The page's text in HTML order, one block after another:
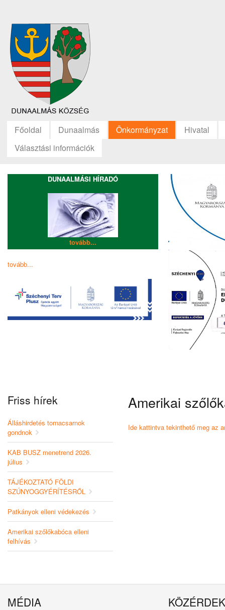
Főoldal Dunaalmás Önkormányzat
Hivatal
Választási információk
DUNAALMÁSI HÍRADÓ
tovább...
tovább...
Friss hírek
Álláshirdetés tornacsarnok
gondnok
KAB BUSZ menetrend 2026.
július
TÁJÉKOZTATÓ FÖLDI
SZÚNYOGGYÉRÍTÉSRŐL
Patkányok elleni védekezés
Amerikai szőlőkabóca elleni
felhívás
Amerikai
Ide kattintva tekinthető meg az
MÉDIA